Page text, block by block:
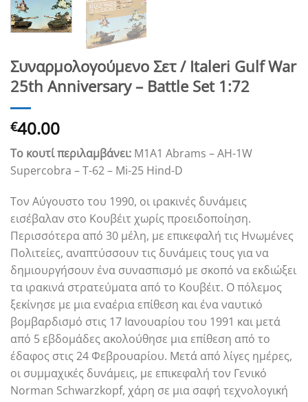
Συναρμολογούμενο Σετ / Italeri Gulf War
25th Anniversary – Battle Set 1:72
€40.00
Το κουτί περιλαμβάνει: M1A1 Abrams – AH-1W
Supercobra – T-62 – Mi-25 Hind-D
Τον Αύγουστο του 1990, οι ιρακινές δυνάμεις
εισέβαλαν στο Κουβέιτ χωρίς προειδοποίηση.
Περισσότερα από 30 μέλη, με επικεφαλή τις Ηνωμένες
Πολιτείες, αναπτύσσουν τις δυνάμεις τους για να
δημιουργήσουν ένα συνασπισμό με σκοπό να εκδιώξει
τα ιρακινά στρατεύματα από το Κουβέιτ. Ο πόλεμος
ξεκίνησε με μια εναέρια επίθεση και ένα ναυτικό
βομβαρδισμό στις 17 Ιανουαρίου του 1991 και μετά
από 5 εβδομάδες ακολούθησε μια επίθεση από το
έδαφος στις 24 Φεβρουαρίου. Μετά από λίγες ημέρες,
οι συμμαχικές δυνάμεις, με επικεφαλή τον Γενικό
Norman Schwarzkopf, χάρη σε μια σαφή τεχνολογική